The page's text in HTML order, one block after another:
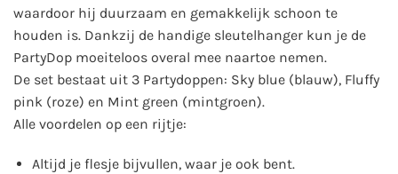
waardoor hij duurzaam en gemakkelijk schoon te
houden is. Dankzij de handige sleutelhanger kun je de
PartyDop moeiteloos overal mee naartoe nemen.
De set bestaat uit 3 Partydoppen: Sky blue (blauw), Fluffy
pink (roze) en Mint green (mintgroen).
Alle voordelen op een rijtje:
Altijd je flesje bijvullen, waar je ook bent.